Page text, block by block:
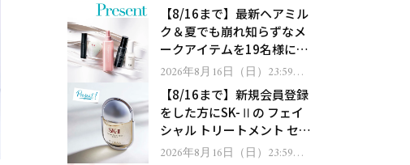
処！
【8/16まで】最新ヘアミル
ク＆夏でも崩れ知らずなメ
ークアイテムを19名様にプ
レゼント！
2026年8月16日（日）23:59ま
で【8/16まで】新規会員登録
をした方にSK-Ⅱの フェイ
シャル トリートメント セラ
ムをプレゼント！
2026年8月16日（日）23:59ま